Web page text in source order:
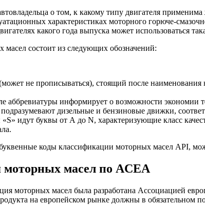
о том, к какому типу двигателя применима
характеристиках моторного горюче-
какого года выпуска может использоваться
состоит из следующих обозначений:
не прописываться), стоящий после
аббревиатуры информирует о возможности экономии
дизельные и бензиновые движки,
идут буквы от А до N, характеризующие класс
буквенные коды классификации моторных масел API,
масел по ACEA
моторных масел была разработана Ассоциацией
на европейском рынке должны в обязательном